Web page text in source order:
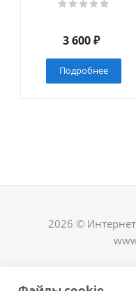
3 600₽
Подробнее
2026 ©